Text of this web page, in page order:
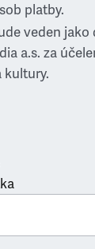
platby.
veden
a.s. za
kultury.